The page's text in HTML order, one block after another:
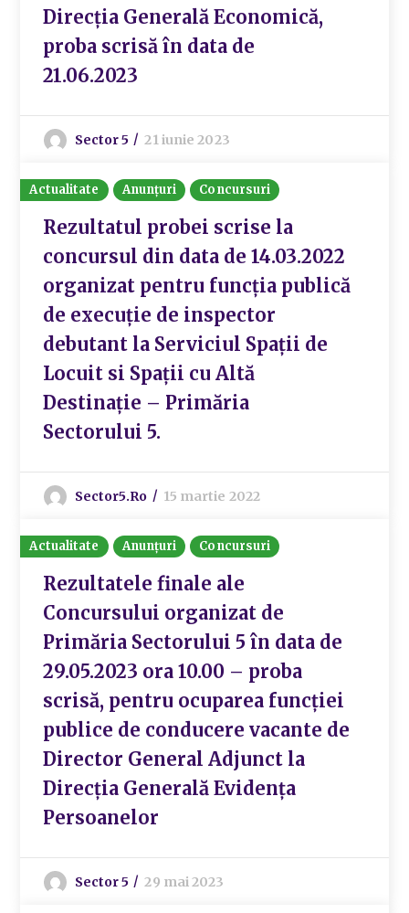
Direcția Generală Economică,
proba scrisă în data de
21.06.2023
Sector 5 21 iunie 2023
Actualitate Anunțuri Concursuri
Rezultatul probei scrise la
concursul din data de 14.03.2022
organizat pentru funcția publică
de execuție de inspector
debutant la Serviciul Spații de
Locuit si Spații cu Altă
Destinație – Primăria
Sectorului 5.
Sector5.ro 15 martie 2022
Actualitate Anunțuri Concursuri
Rezultatele finale ale
Concursului organizat de
Primăria Sectorului 5 în data de
29.05.2023 ora 10.00 – proba
scrisă, pentru ocuparea funcției
publice de conducere vacante de
Director General Adjunct la
Direcția Generală Evidența
Persoanelor
Sector 5 29 mai 2023